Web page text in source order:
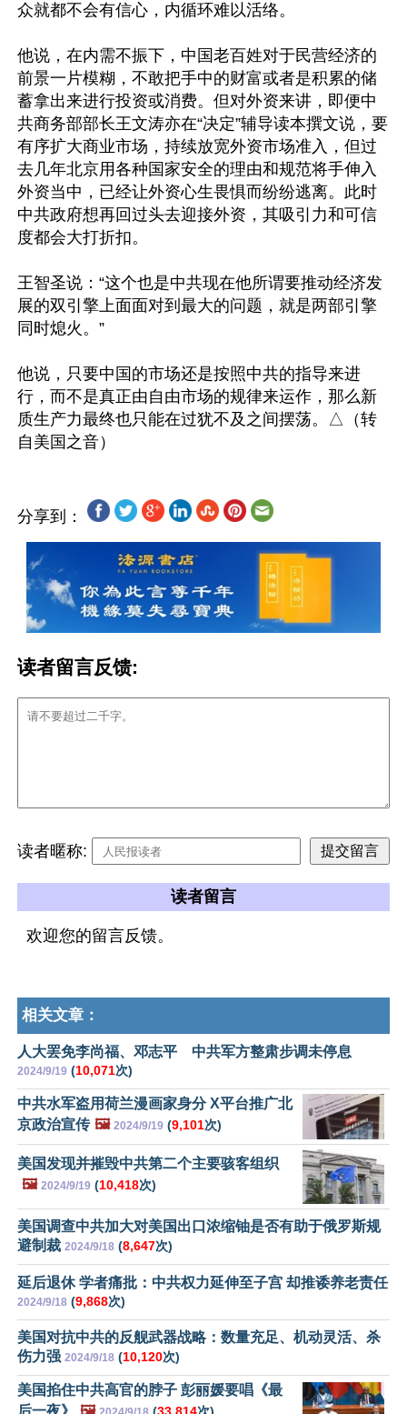
众就都不会有信心，内循环难以活络。
他说，在内需不振下，中国老百姓对于民营经济的
前景一片模糊，不敢把手中的财富或者是积累的储
蓄拿出来进行投资或消费。但对外资来讲，即便中
共商务部部长王文涛亦在“决定”辅导读本撰文说，要
有序扩大商业市场，持续放宽外资市场准入，但过
去几年北京用各种国家安全的理由和规范将手伸入
外资当中，已经让外资心生畏惧而纷纷逃离。此时
中共政府想再回过头去迎接外资，其吸引力和可信
度都会大打折扣。
王智圣说：“这个也是中共现在他所谓要推动经济发
展的双引擎上面面对到最大的问题，就是两部引擎
同时熄火。”
他说，只要中国的市场还是按照中共的指导来进
行，而不是真正由自由市场的规律来运作，那么新
质生产力最终也只能在过犹不及之间摆荡。△（转
分享到：
读者留言反馈:
读者暱称:
读者留言
欢迎您的留言反馈。
相关文章：
人大罢免李尚福、邓志平 中共军方整肃步调未停息
2024/9/19 (10,071次)
中共水军盗用荷兰漫画家身分 X平台推广北
京政治宣传 🖼️ 2024/9/19 (9,101次)
美国发现并摧毁中共第二个主要骇客组织
🖼️ 2024/9/19 (10,418次)
美国调查中共加大对美国出口浓缩铀是否有助于俄罗斯规
避制裁 2024/9/18 (8,647次)
延后退休 学者痛批：中共权力延伸至子宫 却推诿养老责任
2024/9/18 (9,868次)
美国对抗中共的反舰武器战略：数量充足、机动灵活、杀
伤力强 2024/9/18 (10,120次)
美国掐住中共高官的脖子 彭丽媛要唱《最
后一夜》
🖼️ (33,814次)